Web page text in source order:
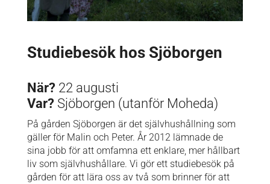
Studiebesök hos Sjöborgen
När?22 augusti
Var?Sjöborgen (utanför Moheda)
På gården Sjöborgen är det självhushållning som
gäller för Malin och Peter. År 2012 lämnade de
sina jobb för att omfamna ett enklare, mer hållbart
liv som självhushållare. Vi gör ett studiebesök på
gården för att lära oss av två som brinner för att